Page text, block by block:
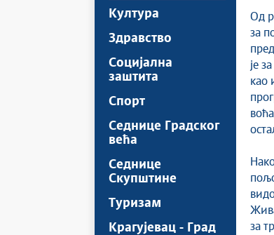
Култура
Здравство
Социјална
заштита
Спорт
Седнице Градског
већа
Седнице
Скупштине
Туризам
Крагујевац - Град
Од
за
је
као
за